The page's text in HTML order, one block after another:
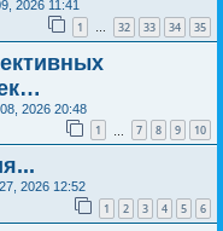
2026 11:41
1 … 32 33 34 35
2026 20:48
1 7 8 9 10
2026 12:52
1 2 3 4 5 6